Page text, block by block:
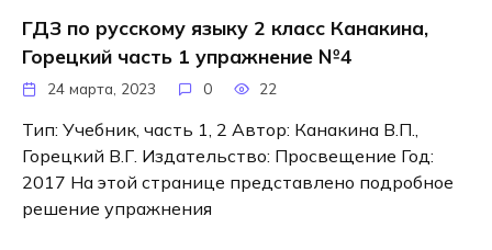
ГДЗ по русскому языку 2 класс Канакина,
Горецкий часть 1 упражнение №4
24 марта, 2023 0 22
Тип: Учебник, часть 1, 2 Автор: Канакина В.П.,
Горецкий В.Г. Издательство: Просвещение Год:
2017 На этой странице представлено подробное
решение упражнения